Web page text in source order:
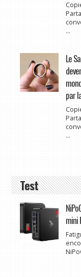
...
Le
par
...
Test
mini